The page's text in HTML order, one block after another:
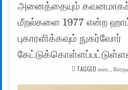
அனைத்தையும் கவனமாகச்
மீறல்களை 1977 என்ற
புகாரளிக்கவும் நுகர்வோர்
TAGGED கடை